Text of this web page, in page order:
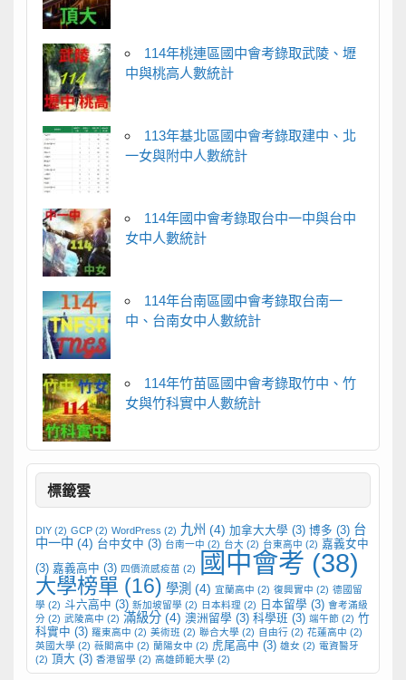
114年桃連區國中會考錄取武陵、壢
中與桃高人數統計
113年基北區國中會考錄取建中、北
一女與附中人數統計
114年國中會考錄取台中一中與台中
女中人數統計
114年台南區國中會考錄取台南一
中、台南女中人數統計
114年竹苗區國中會考錄取竹中、竹
女與竹科實中人數統計
標籤雲
DIY(2) GCP(2) WordPress (2) 九州 (4) 加拿大大學 (3) 博多 (3) 台
中一中 (4) 台中女中 (3) 台南一中 (2) 台大 (2) 台東高中 (2) 嘉義女中
(3) 嘉義高中 (3) 四價流感疫苗 (2) 國中會考 (38)
大學榜單 (16) 學測 (4) 宜蘭高中 (2) 復興實中 (2) 德國留
學 (2) 斗六高中 (3) 新加坡留學 (2) 日本料理 (2) 日本留學 (3) 會考滿級
分(2) 武陵高中 (2) 滿級分(4) 澳洲留學 (3) 科學班 (3) 端午節(2) 竹
科實中 (3) 羅東高中 (2) 美術班 (2) 聯合大學 (2) 自由行(2) 花蓮高中 (2)
英國大學 (2) 薇閣高中 (2) 蘭陽女中 (2) 虎尾高中 (3) 雄女 (2) 電資醫牙
(2) 頂大 (3) 香港留學 (2) 高雄師範大學 (2)